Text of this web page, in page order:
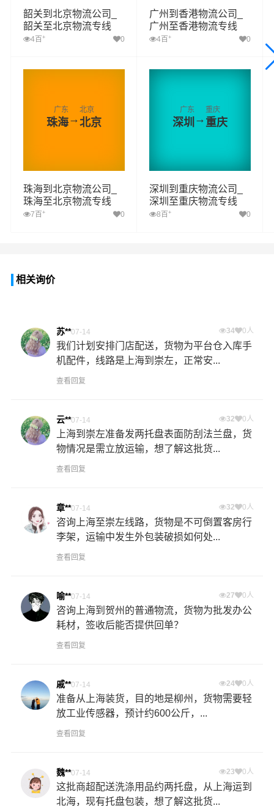
韶关到北京物流公司_
韶关至北京物流专线
4百 + 0
广州到香港物流公司_
广州至香港物流专线
4百 + 0
广东
珠海→
北京
北京
珠海到北京物流公司_
珠海至北京物流专线
7百 + 0
广东
深圳→
重庆
重庆
深圳到重庆物流公司_
深圳至重庆物流专线
8百 + 0
相关询价
苏**07-14 34 0人
我们计划安排门店配送，货物为平台仓入库手
机配件，线路是上海到崇左，正常安...
查看回复
云**07-14 32 0人
上海到崇左准备发两托盘表面防刮法兰盘，货
物情况是需立放运输，想了解这批货...
查看回复
章**07-14 32 0人
咨询上海至崇左线路，货物是不可倒置客房行
李架，运输中发生外包装破损如何处...
查看回复
喻**07-14 27 0人
咨询上海到贺州的普通物流，货物为批发办公
耗材，签收后能否提供回单？
查看回复
戚**07-14 24 0人
准备从上海装货，目的地是柳州，货物需要轻
放工业传感器，预计约600公斤，...
查看回复
魏**07-14 23 0人
这批商超配送洗涤用品约两托盘，从上海运到
北海，现有托盘包装，想了解这批货...